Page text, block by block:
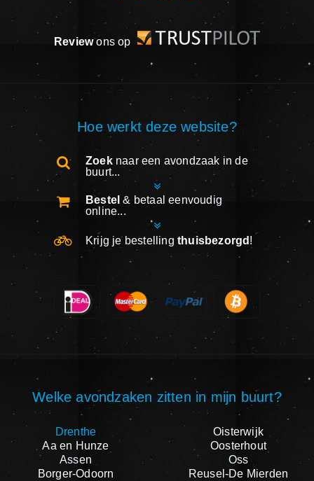
Reviewons op
Hoe werkt deze website?
Zoeknaar een avondzaak in de
buurt...
Bestel & betaal eenvoudig
online...
Krijg je bestelling thuisbezorgd !
Welke avondzaken zitten in mijn buurt?
Drenthe
Aa en Hunze
Assen
Borger-Odoorn
Oisterwijk
Oosterhout
Oss
Reusel-De Mierden